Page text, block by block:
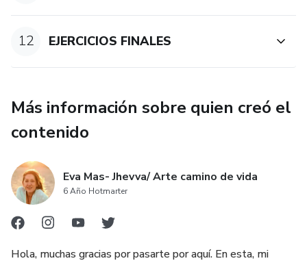
12 EJERCICIOS FINALES
Más información sobre quien creó el
contenido
Eva Mas- Jhevva/ Arte camino de vida
6 Año Hotmarter
Hola, muchas gracias por pasarte por aquí. En esta, mi